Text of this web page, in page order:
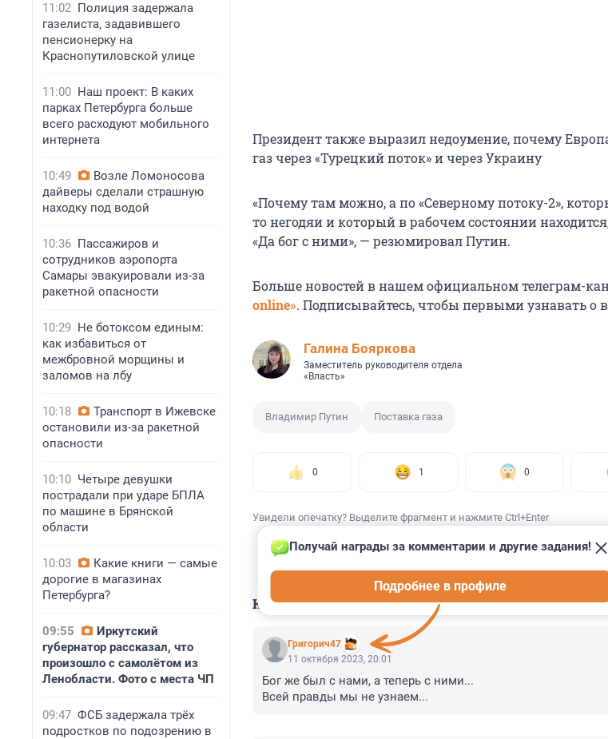
11:02 Полиция задержала
газелиста, задавившего
пенсионерку на
Краснопутиловской улице
11:00 Наш проект: В каких
парках Петербурга больше
всего расходуют мобильного
интернета
10:49
Возле Ломоносова
дайверы сделали страшную
находку под водой
10:36 Пассажиров и
сотрудников аэропорта
Самары эвакуировали из-за
ракетной опасности
10:29 Не ботоксом единым:
как избавиться от
межбровной морщины и
заломов на лбу
10:18
Транспорт в Ижевске
остановили из-за ракетной
опасности
10:10 Четыре девушки
пострадали при ударе БПЛА
по машине в Брянской
области
10:03
Какие книги — самые
дорогие в магазинах
Петербурга?
09:55
Иркутский
губернатор рассказал, что
произошло с самолётом из
Ленобласти. Фото с места ЧП
09:47 ФСБ задержала трёх
подростков по подозрению в
Президент также выразил недоумение, почему
газ через «Турецкий поток» и через Украину
«Почему там можно, а по «Северному потоку-2»,
то негодяи и который в рабочем состоянии
«Да бог с ними», — резюмировал Путин.
Больше новостей в нашем официальном телеграм-
online». Подписывайтесь, чтобы первыми узнавать о
Галина Бояркова
Заместитель руководителя отдела
«Власть»
Владимир Путин Поставка газа
0 1 0
Увидели опечатку? Выделите фрагмент и нажмите Ctrl+Enter
КОММЕНТАРИИ 46
Григорич47
Получай награды за комментарии и другие задания!
Подробнее в профиле
11 октября 2023, 20:01
Бог же был с нами, а теперь с ними...
Всей правды мы не узнаем...